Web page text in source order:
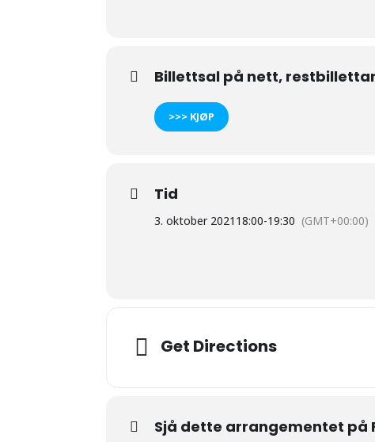
Billettsal på nett,
>>> KJØP
Tid
3. oktober 2021 18:00-19:30 (GMT+00:00)
Get Directions
Sjå dette arrangementet på